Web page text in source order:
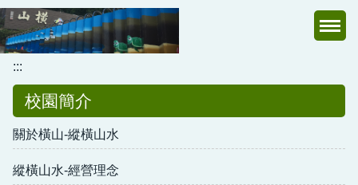
跳
到
主
要
內
區
:::
校園簡介
關於橫山-縱橫山水
縱橫山水-經營理念